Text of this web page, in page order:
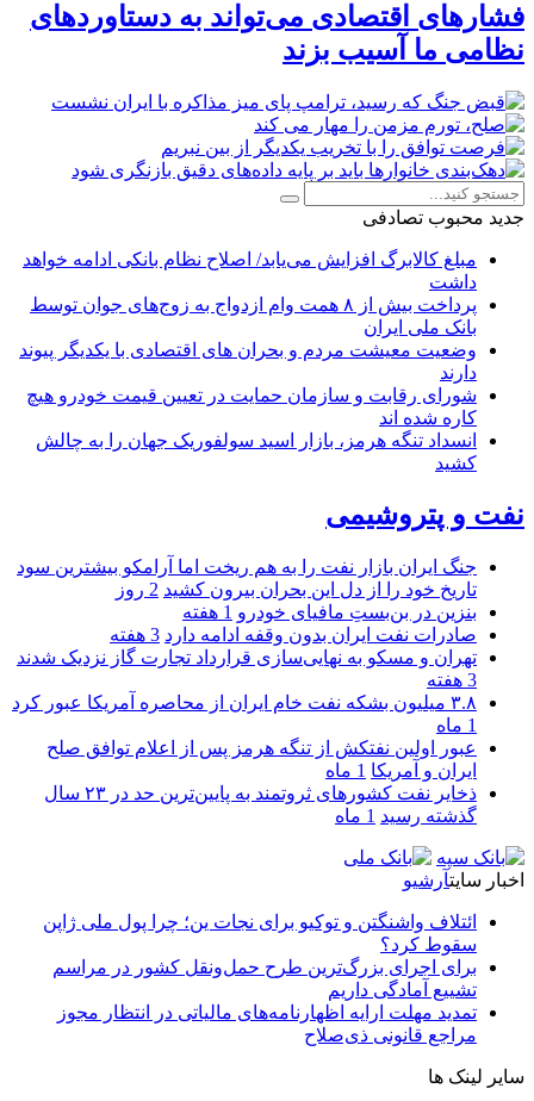
فشارهای اقتصادی می‌تواند به دستاوردهای
نظامی ما آسیب بزند
جدید محبوب تصادفی
مبلغ کالابرگ افزایش می‌یابد/ اصلاح نظام بانکی ادامه خواهد
داشت
پرداخت بیش از ۸ همت وام ازدواج به زوج‌های جوان توسط
بانک ملی ایران
وضعیت معیشت مردم و بحران های اقتصادی با یکدیگر پیوند
دارند
شورای رقابت و سازمان حمایت در تعیین قیمت خودرو هیچ
کاره شده اند
انسداد تنگه هرمز، بازار اسید سولفوریک جهان را به چالش
کشید
نفت و پتروشیمی
جنگ ایران بازار نفت را به هم ریخت اما آرامکو بیشترین سود
تاریخ خود را از دل این بحران بیرون کشید 2 روز
بنزین در بن‌بستِ مافیای خودرو 1 هفته
صادرات نفت ایران بدون وقفه ادامه دارد 3 هفته
تهران و مسکو به نهایی‌سازی قرارداد تجارت گاز نزدیک شدند
3 هفته
۳.۸ میلیون بشکه نفت خام ایران از محاصره آمریکا عبور کرد
1 ماه
عبور اولین نفتکش از تنگه هرمز پس از اعلام توافق صلح
ایران و آمریکا 1 ماه
ذخایر نفت کشورهای ثروتمند به پایین‌ترین حد در ۲۳ سال
گذشته رسید 1 ماه
اخبار سایتآرشیو
ائتلاف واشنگتن و توکیو برای نجات ین؛ چرا پول ملی ژاپن
سقوط کرد؟
برای اجرای بزرگ‌ترین طرح حمل‌ونقل کشور در مراسم
تشییع آمادگی داریم
تمدید مهلت ارایه اظهارنامه‌های مالیاتی در انتظار مجوز
مراجع قانونی ذی‌‏صلاح
سایر لینک ها